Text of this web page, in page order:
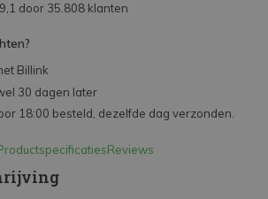
door 35.808 klanten
Billink
30 dagen later
18:00 besteld, dezelfde dag verzonden.
Reviews